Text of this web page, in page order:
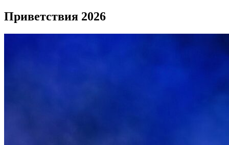
Приветствия 2026